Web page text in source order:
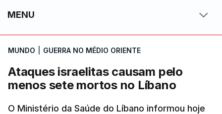
MENU
MUNDO GUERRA NO MÉDIO ORIENTE
Ataques israelitas causam pelo
menos sete mortos no Líbano
O Ministério da Saúde do Líbano informou hoje